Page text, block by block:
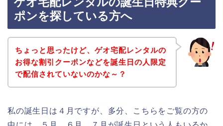
ポンを探している方へ
ちょっと思ったけど、ゲオ宅配レンタルの
お得な割引クーポンなどを誕生日の人限定
で配信されていないのかな～？
私の誕生日は４月ですが、多分、こちらをご覧の方の